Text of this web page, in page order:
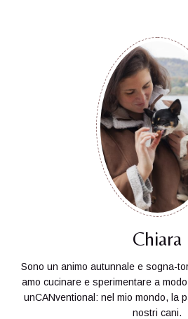
Chiara
Sono un animo autunnale e sogna-
amo cucinare e sperimentare a
unCANventional: nel mio mondo, la
nostri cani.